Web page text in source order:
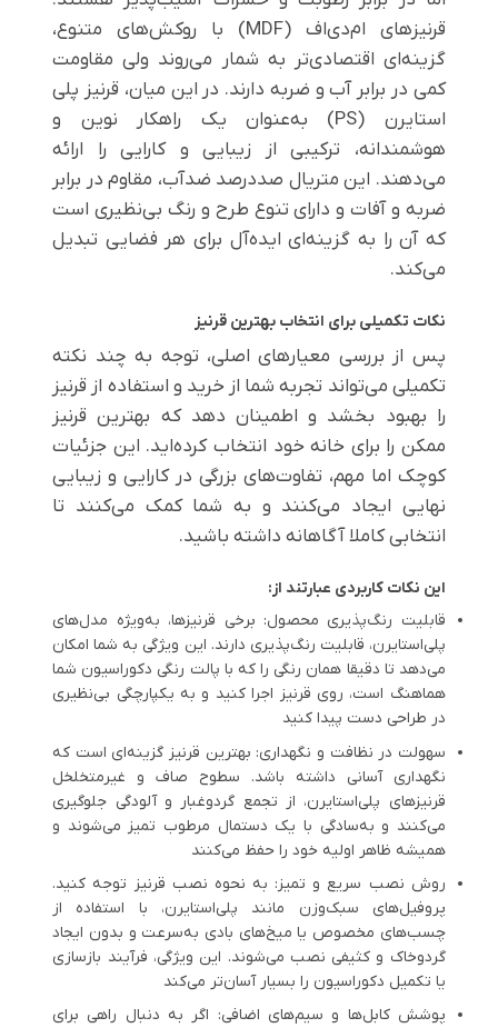
قرنیزهای ام‌دی‌اف (MDF) با روکش‌های متنوع،
گزینه‌ای اقتصادی‌تر به شمار می‌روند ولی مقاومت
کمی در برابر آب و ضربه دارند. در این میان، قرنیز پلی
استایرن (PS) به‌عنوان یک راهکار نوین و
هوشمندانه، ترکیبی از زیبایی و کارایی را ارائه
می‌دهند. این متریال صددرصد ضدآب، مقاوم در برابر
ضربه و آفات و دارای تنوع طرح و رنگ بی‌نظیری است
که آن را به گزینه‌ای ایده‌آل برای هر فضایی تبدیل
می‌کند.
نکات تکمیلی برای انتخاب بهترین قرنیز
پس از بررسی معیارهای اصلی، توجه به چند نکته
تکمیلی می‌تواند تجربه شما از خرید و استفاده از قرنیز
را بهبود بخشد و اطمینان دهد که بهترین قرنیز
ممکن را برای خانه خود انتخاب کرده‌اید. این جزئیات
کوچک اما مهم، تفاوت‌های بزرگی در کارایی و زیبایی
نهایی ایجاد می‌کنند و به شما کمک می‌کنند تا
انتخابی کاملا آگاهانه داشته باشید.
این نکات کاربردی عبارتند از:
قابلیت رنگ‌پذیری محصول: برخی قرنیزها، به‌ویژه مدل‌های
پلی‌استایرن، قابلیت رنگ‌پذیری دارند. این ویژگی به شما امکان
می‌دهد تا دقیقا همان رنگی را که با پالت رنگی دکوراسیون شما
هماهنگ است، روی قرنیز اجرا کنید و به یکپارچگی بی‌نظیری
در طراحی دست پیدا کنید
سهولت در نظافت و نگهداری: بهترین قرنیز گزینه‌ای است که
نگهداری آسانی داشته باشد. سطوح صاف و غیرمتخلخل
قرنیزهای پلی‌استایرن، از تجمع گردوغبار و آلودگی جلوگیری
می‌کنند و به‌سادگی با یک دستمال مرطوب تمیز می‌شوند و
همیشه ظاهر اولیه خود را حفظ می‌کنند
روش نصب سریع و تمیز: به نحوه نصب قرنیز توجه کنید.
پروفیل‌های سبک‌وزن مانند پلی‌استایرن، با استفاده از
چسب‌های مخصوص یا میخ‌های بادی به‌سرعت و بدون ایجاد
گردوخاک و کثیفی نصب می‌شوند. این ویژگی، فرآیند بازسازی
یا تکمیل دکوراسیون را بسیار آسان‌تر می‌کند
پوشش کابل‌ها و سیم‌های اضافی: اگر به دنبال راهی برای